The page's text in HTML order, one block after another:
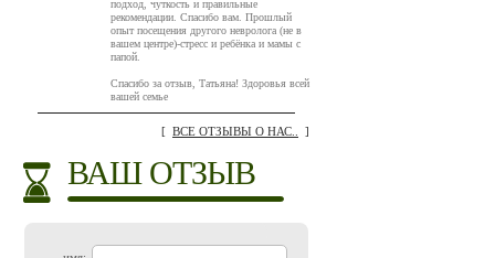
подход, чуткость и правильные
рекомендации. Спасибо вам. Прошлый
опыт посещения другого невролога (не в
вашем центре)-стресс и ребёнка и мамы с
папой.
Спасибо за отзыв, Татьяна! Здоровья всей
вашей семье
[ ВСЕ ОТЗЫВЫ О НАС.. ]
ВАШ ОТЗЫВ